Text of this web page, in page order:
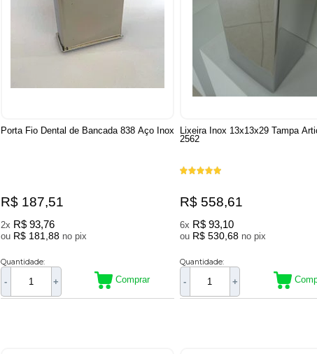
Porta Fio Dental de Bancada 838 Aço Inox
R$ 187,51
2x R$ 93,76
ou R$ 181,88 no pix
Quantidade:
- + Comprar
Lixeira Inox 13x13x29 Tampa
2562
R$ 558,61
6x R$ 93,10
ou R$ 530,68 no pix
Quantidade:
- +